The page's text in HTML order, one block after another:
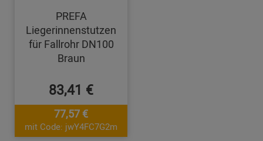
PREFA
Liegerinnenstutzen
für Fallrohr DN100
Braun
83,41 €
77,57 €
mit Code: jwY4FC7G2m